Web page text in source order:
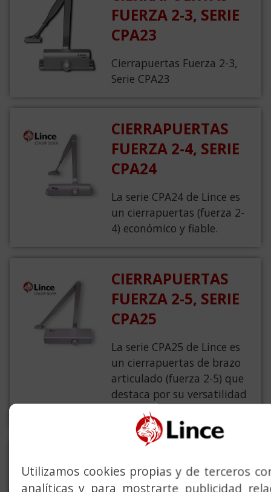
FUERZA 2-3, SERIE
CPA23
Cierrapuertas Fuerza 2-3,
Serie CPA23
CIERRAPUERTAS
FUERZA 2-4, SERIE
CPA24
La serie CPA24 de Lince es
un cierrapuertas (fuerza 2-
4) económico y fiable.
CIERRAPUERTAS
FUERZA 2-5, SERIE
CPA25
La serie CPA25 de Lince es
un cierrapuertas de brazo
articulado (fuerza 2-5) que
destaca por su versatilidad
y diseño.
FUERZA 2-5, SERIE
Utilizamos cookies propias y de terceros
analíticas y para mostrarte publicidad